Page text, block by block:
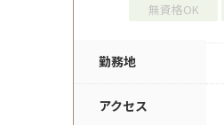
無資格OK
勤務地
アクセス